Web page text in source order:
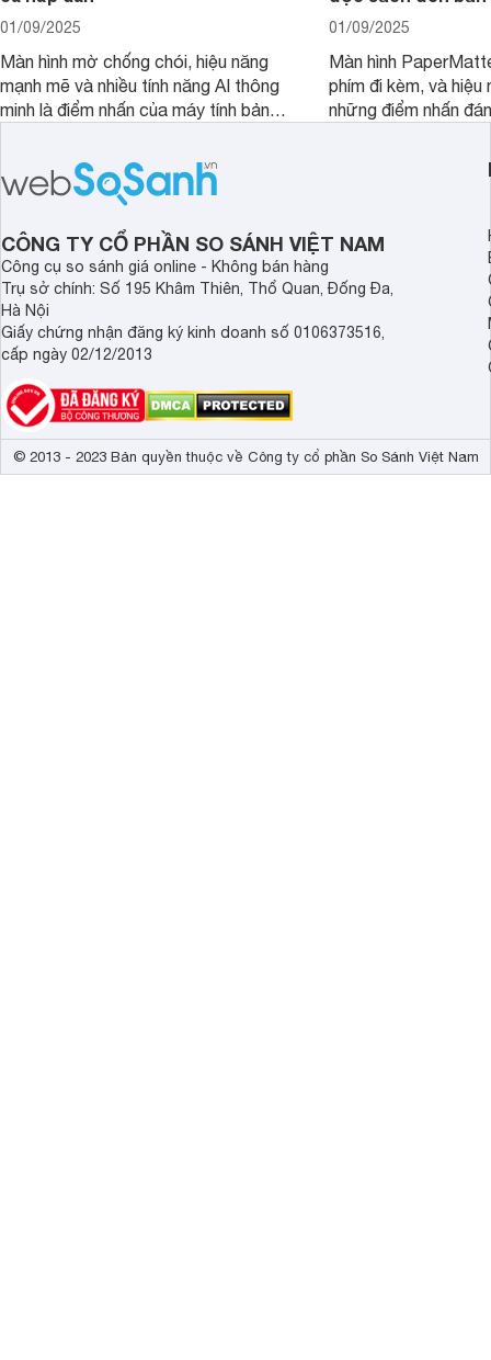
01/09/2025
Màn hình mờ chống chói, hiệu năng
mạnh mẽ và nhiều tính năng AI thông
minh là điểm nhấn của máy tính bảng
đáng chú ý trong phân khúc tầm
trung.
01/09/2025
Màn hình
phím đi kèm, và hiệu
những điểm nhấn
máy tính bảng
đọc sách và làm
CÔNG TY CỔ PHẦN SO SÁNH VIỆT NAM
Công cụ so sánh giá online - Không bán hàng
Trụ sở chính: Số 195 Khâm Thiên, Thổ Quan, Đống Đa,
Hà Nội
Giấy chứng nhận đăng ký kinh doanh số 0106373516,
cấp ngày 02/12/2013
© 2013 - 2023 Bản quyền thuộc về Công ty cổ phần So Sánh Việt Nam